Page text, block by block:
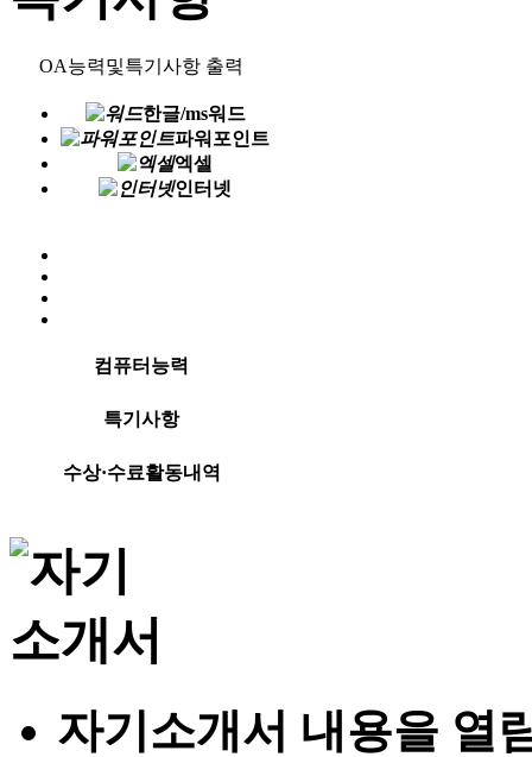
OA능력및특기사항 출력
한글/ms워드
파워포인트
엑셀
인터넷
컴퓨터능력
특기사항
수상·수료활동내역
자기소개서 내용을 열